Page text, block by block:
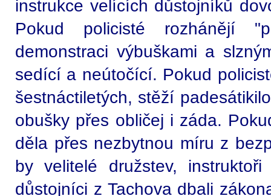
instrukce velících důstojníků
Pokud policisté rozhánějí
demonstraci výbuškami a
sedící a neútočící. Pokud
šestnáctiletých, stěží
obušky přes obličej i záda.
děla přes nezbytnou míru z
by velitelé družstev,
důstojníci z Tachova dbali